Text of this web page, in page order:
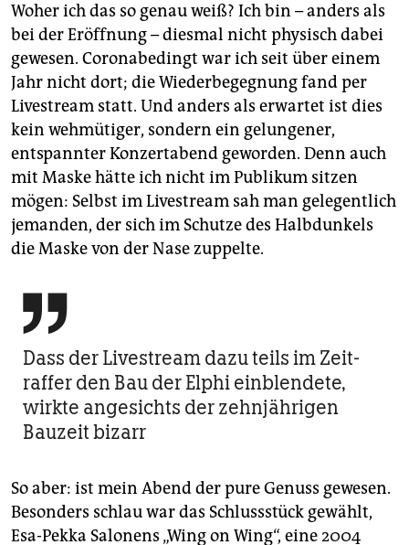
Woher ich das so genau weiß? Ich bin – anders als
bei der Eröffnung – diesmal nicht physisch dabei
gewesen. Coronabedingt war ich seit über einem
Jahr nicht dort; die Wiederbegegnung fand per
Livestream statt. Und anders als erwartet ist dies
kein wehmütiger, sondern ein gelungener,
entspannter Konzertabend geworden. Denn auch
mit Maske hätte ich nicht im Publikum sitzen
mögen: Selbst im Livestream sah man gelegentlich
jemanden, der sich im Schutze des Halbdunkels
die Maske von der Nase ­zuppelte.

Dass der Livestream dazu teils im Zeit­
raffer den Bau der Elphi einblendete,
wirkte angesichts der zehnjährigen
Bauzeit bizarr
So aber: ist mein Abend der pure Genuss gewesen.
Besonders schlau war das Schlussstück gewählt,
Esa-Pekka Salonens „Wing on Wing“, eine 2004